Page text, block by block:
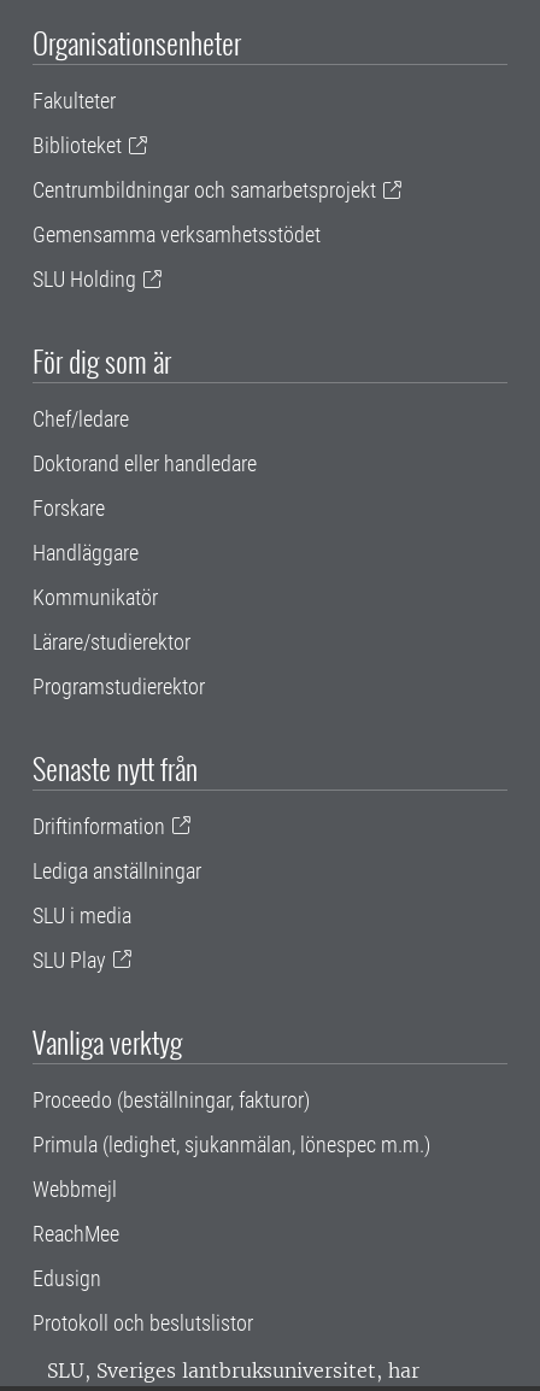
Organisationsenheter
Fakulteter
Biblioteket
Centrumbildningar och samarbetsprojekt
Gemensamma verksamhetsstödet
SLU Holding
För dig som är
Chef/ledare
Doktorand eller handledare
Forskare
Handläggare
Kommunikatör
Lärare/studierektor
Programstudierektor
Senaste nytt från
Driftinformation
Lediga anställningar
SLU i media
SLU Play
Vanliga verktyg
Proceedo (beställningar, fakturor)
Primula (ledighet, sjukanmälan, lönespec m.m.)
Webbmejl
ReachMee
Edusign
Protokoll och beslutslistor
SLU, Sveriges lantbruksuniversitet, har